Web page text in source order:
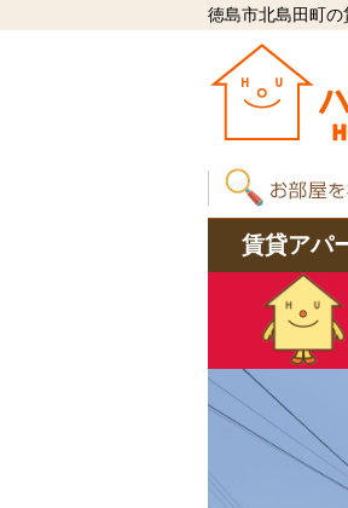
徳島市北島田町の
賃貸アパ